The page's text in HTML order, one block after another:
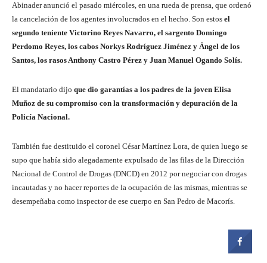
Abinader anunció el pasado miércoles, en una rueda de prensa, que ordenó
la cancelación de los agentes involucrados en el hecho. Son estos el
segundo teniente Victorino Reyes Navarro, el sargento Domingo
Perdomo Reyes, los cabos Norkys Rodríguez Jiménez y Ángel de los
Santos, los rasos Anthony Castro Pérez y Juan Manuel Ogando Solís.
El mandatario dijo que dio garantías a los padres de la joven Elisa
Muñoz de su compromiso con la transformación y depuración de la
Policía Nacional.
También fue destituido el coronel César Martínez Lora, de quien luego se
supo que había sido alegadamente expulsado de las filas de la Dirección
Nacional de Control de Drogas (DNCD) en 2012 por negociar con drogas
incautadas y no hacer reportes de la ocupación de las mismas, mientras se
desempeñaba como inspector de ese cuerpo en San Pedro de Macorís.